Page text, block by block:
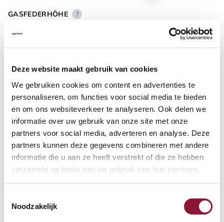
Deze website maakt gebruik van cookies
We gebruiken cookies om content en advertenties te
personaliseren, om functies voor social media te bieden
en om ons websiteverkeer te analyseren. Ook delen we
informatie over uw gebruik van onze site met onze
partners voor social media, adverteren en analyse. Deze
partners kunnen deze gegevens combineren met andere
informatie die u aan ze heeft verstrekt of die ze hebben
verzameld op basis van uw gebruik van hun services.
Noodzakelijk
GASFEDERHÖHE ?
FUSSRING ?
FUSSRING AUS POLIERTEM ALUMINIUM ?